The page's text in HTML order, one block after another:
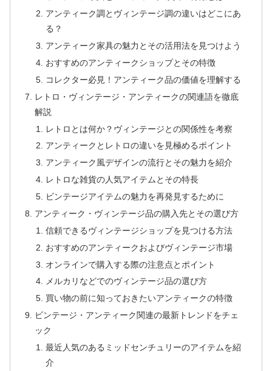
アンティーク調とヴィンテージ調の違いはどこにあ
る？
アンティーク家具の魅力とその活用法を見つけよう
おすすめのアンティークショップとその特徴
コレクター必見！アンティーク品の価値を理解する
レトロ・ヴィンテージ・アンティークの関連語を徹底
解説
レトロとは何か？ヴィンテージとの関係性を考察
アンティークとレトロの違いを見極めるポイント
アンティーク風デザインの流行とその魅力を紹介
レトロな雑貨の人気アイテムとその特長
ビンテージアイテムの魅力を再発見するために
アンティーク・ヴィンテージ品の購入先とその選び方
信頼できるヴィンテージショップを見つける方法
おすすめのアンティークおよびヴィンテージ市場
オンラインで購入する際の注意点とポイント
メルカリなどでのヴィンテージ品の選び方
買い物の前に知っておきたいアンティークの特徴
ビンテージ・アンティーク関連の最新トレンドをチェ
ック
最近人気のあるミッドセンチュリーのアイテムを紹
介